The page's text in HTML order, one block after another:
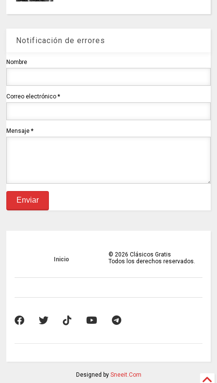
Notificación de errores
Nombre
Correo electrónico*
Mensaje*
Inicio
© 2026 Clásicos Gratis
Todos los derechos reservados.
Designed by Sneeit.Com